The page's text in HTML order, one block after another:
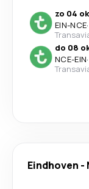
zo 04
EIN-NCE·
do 08
NCE-EIN·
Eindhoven -